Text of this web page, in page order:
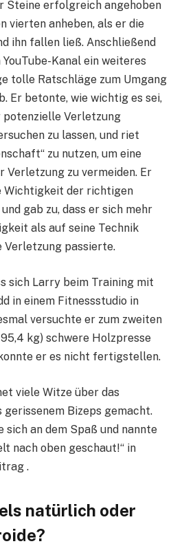
Steine ​​erfolgreich angehoben
vierten anheben, als er die
ihn fallen ließ. Anschließend
Kanal ein weiteres
tolle Ratschläge zum Umgang
Er betonte, wie wichtig es sei,
potenzielle Verletzung
zu lassen, und riet
zu nutzen, um eine
Verletzung zu vermeiden. Er
Wichtigkeit der richtigen
gab zu, dass er sich mehr
als auf seine Technik
Verletzung passierte.
sich Larry beim Training mit
in einem Fitnessstudio in
versuchte er zum zweiten
kg) schwere Holzpresse
er es nicht fertigstellen.
viele Witze über das
Bizeps gemacht.
an dem Spaß und nannte
nach oben geschaut!“ in
.
natürlich oder